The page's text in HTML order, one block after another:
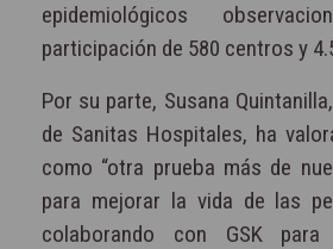
epidemiológicos
participación de 580 centros y
Por su parte, Susana
de Sanitas Hospitales, ha
como “otra prueba más de
para mejorar la vida de las
colaborando con GSK para